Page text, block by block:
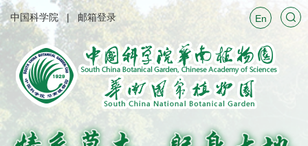
中国科学院 邮箱登录 En